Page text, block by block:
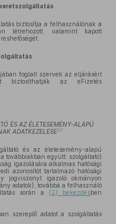
biztosítja a felhasználónak a
létrehozott, valamint kapott
jában foglalt szervek az eljárásért
biztosíthatják az eFizetés
ÉS AZ ÉLETESEMÉNY-ALAPÚ
ADATKEZELÉSE22
és az életesemény-alapú
továbbiakban együtt: szolgáltató)
igazolására alkalmas hatósági
azonosítót tartalmazó hatósági
jogviszonyt igazoló okmányon
adatok), továbbá a felhasználó
során a (2) bekezdésben
szereplő adatot a szolgáltatás